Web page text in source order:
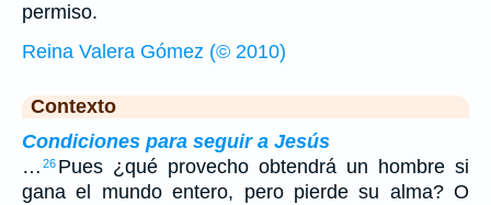
permiso.
Reina Valera Gómez (© 2010)
Contexto
Condiciones para seguir a Jesús
… 26 Pues ¿qué provecho obtendrá un hombre si
gana el mundo entero, pero pierde su alma? O